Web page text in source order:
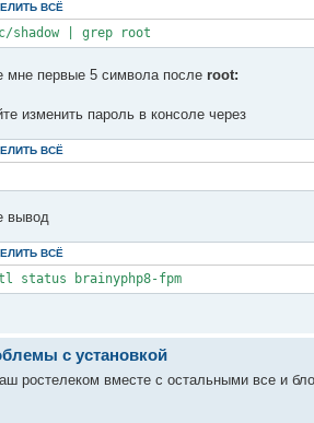
ВСЁ
shadow | grep root
мне первые 5 символа после root:
изменить пароль в консоле через
ВСЁ
вывод
ВСЁ
status brainyphp8-fpm
с установкой
pocтелеком вместе с остальными все и